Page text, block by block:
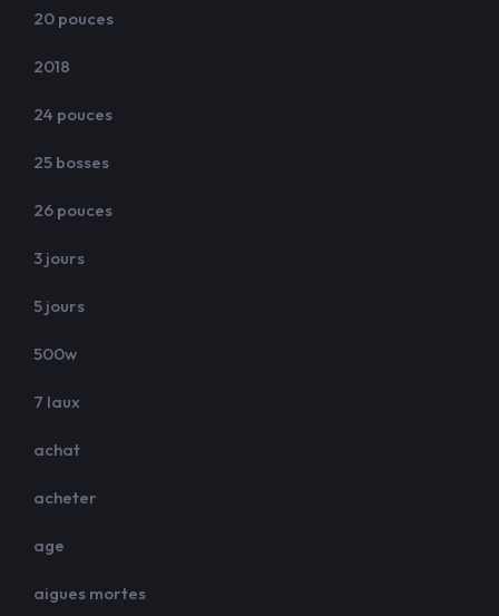
20 pouces
2018
24 pouces
25 bosses
26 pouces
3 jours
5 jours
500w
7 laux
achat
acheter
age
aigues mortes